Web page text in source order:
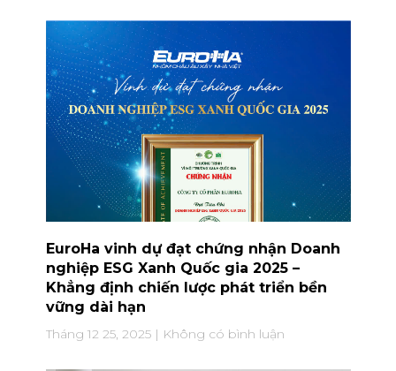
EuroHa vinh dự đạt chứng nhận Doanh
nghiệp ESG Xanh Quốc gia 2025 –
Khẳng định chiến lược phát triển bền
vững dài hạn
Tháng 12 25, 2025 Không có bình luận